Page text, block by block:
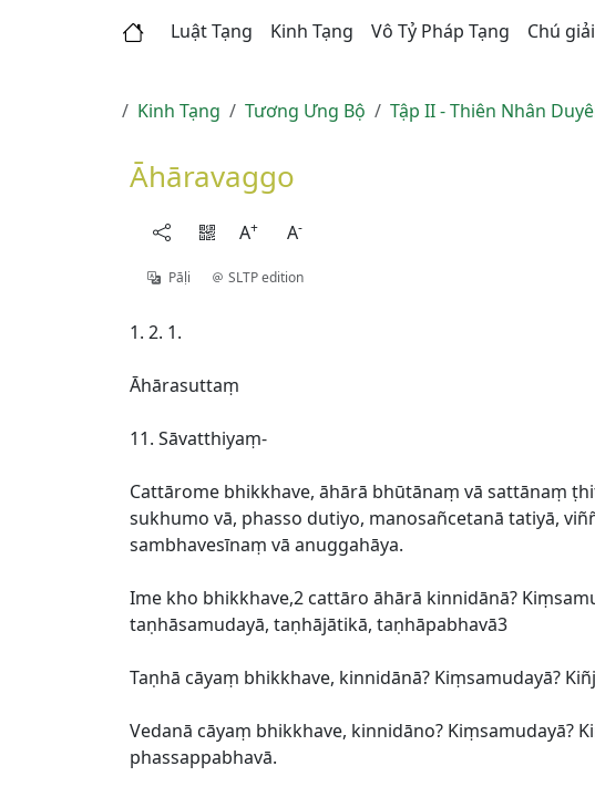
Luật Tạng Kinh Tạng Vô Tỷ Pháp Tạng Chú giải
Kinh Tạng Tương Ưng Bộ Tập II - Thiên Nhân
Āhāravaggo
A+ A-
Pāḷi SLTP edition
1. 2. 1.
Āhārasuttaṃ
11. Sāvatthiyaṃ-
Cattārome bhikkhave, āhārā bhūtānaṃ vā sattānaṃ
sukhumo vā, phasso dutiyo, manosañcetanā tatiyā,
sambhavesīnaṃ vā anuggahāya.
Ime kho bhikkhave,2 cattāro āhārā kinnidānā?
taṇhāsamudayā, taṇhājātikā, taṇhāpabhavā3
Taṇhā cāyaṃ bhikkhave, kinnidānā? Kiṃsamudayā?
Vedanā cāyaṃ bhikkhave, kinnidāno? Kiṃsamudayā?
phassappabhavā.